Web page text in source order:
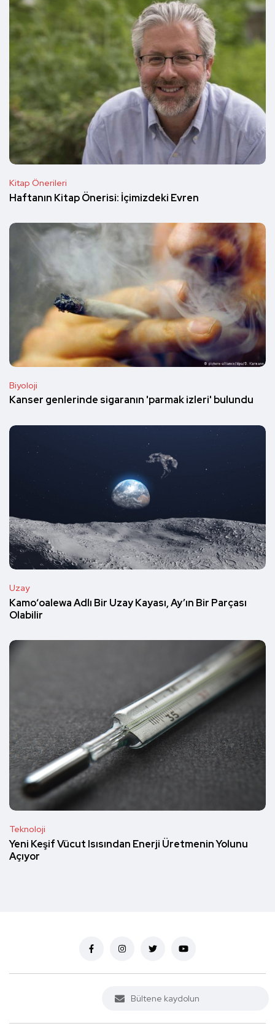
Kitap Önerileri
Haftanın Kitap Önerisi: İçimizdeki Evren
Biyoloji
Kanser genlerinde sigaranın 'parmak izleri' bulundu
Uzay
Kamoʻoalewa Adlı Bir Uzay Kayası, Ay’ın Bir Parçası
Olabilir
Teknoloji
Yeni Keşif Vücut Isısından Enerji Üretmenin Yolunu
Açıyor